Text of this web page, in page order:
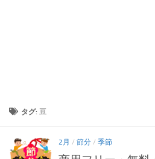
タグ:豆
2月 / 節分 / 季節